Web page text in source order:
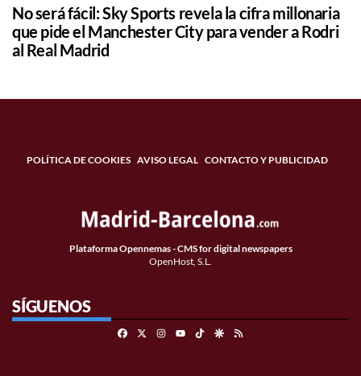
No será fácil: Sky Sports revela la cifra millonaria
que pide el Manchester City para vender a Rodri
al Real Madrid
POLÍTICA DE COOKIES AVISO LEGAL CONTACTO Y PUBLICIDAD
Plataforma Opennemas - CMS for digital newspapers
OpenHost, S.L.
SÍGUENOS
FacebookInstagramTikTokGoogle Discover